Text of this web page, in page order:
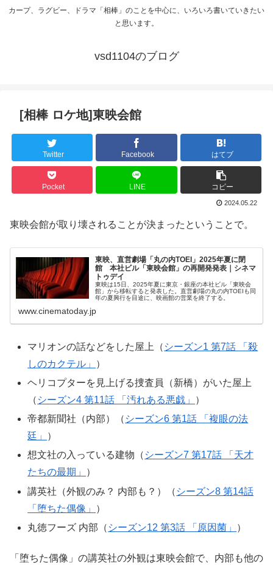
カープ、ラグビー、ドラマ「相棒」のことを中心に、いろいろ書いていきたい
と思います。
vsd1104のブログ
[相棒 ロケ地]東映会館
Twitter Facebook はてブ
Pocket LINE コピー
2024.05.22
東映会館が取り壊されることが決まったということで。
東映、直営劇場「丸の内TOEI」2025年夏に閉
館 本社ビル「東映会館」の再開発発表｜シネマ
トゥデイ
東映は15日、2025年夏に東京・銀座の本社ビル「東映会
館」から移転すると発表した。直営劇場の丸の内TOEIも同
年の夏興行を目途に、映画館の営業を終了する。
www.cinematoday.jp
マリオンの話などをした屋上（ シーズン1 第7話 「殺
しのカクテル」
）
ヘリコプターを見上げる捜査員（新橋）がいた屋上
（ シーズン4 第11話 「汚れある悪戯」
）
帝都新聞社（内部）（ シーズン6 第1話 「複眼の法
廷」
）
想文社の入っている建物（ シーズン7 第17話 「天才
たちの最期」
）
講英社（外観のみ？ 内部も？）（ シーズン8 第14話
「堕ちた偶像」
）
丸徳フーズ 内部（ シーズン12 第3話 「原因菌」 ）
「堕ちた偶像」の講英社の外観は東映会館で、内部も他の